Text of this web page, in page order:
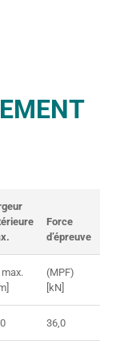
Force
d’épreuve
max.
(MPF)
[kN]
36,0